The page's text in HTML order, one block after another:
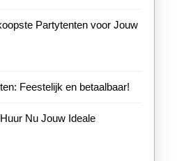
Partytenten voor Jouw
Feestelijk en betaalbaar!
Nu Jouw Ideale